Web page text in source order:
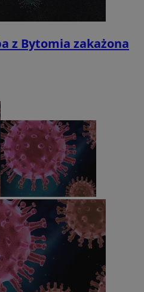
z Bytomia zakażona